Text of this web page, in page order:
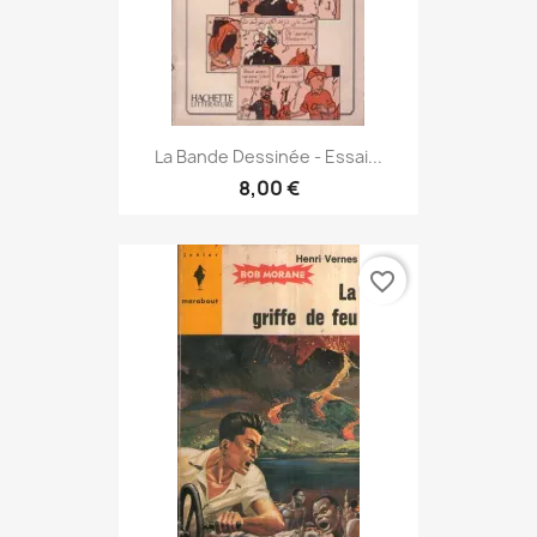
La Bande Dessinée - Essai...
8,00 €
favorite_border